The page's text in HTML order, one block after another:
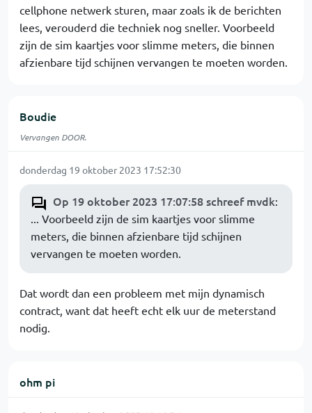
cellphone netwerk sturen, maar zoals ik de berichten
lees, verouderd die techniek nog sneller. Voorbeeld
zijn de sim kaartjes voor slimme meters, die binnen
afzienbare tijd schijnen vervangen te moeten worden.
Boudie
Vervangen DOOR.
donderdag 19 oktober 2023 17:52:30
Op 19 oktober 2023 17:07:58 schreef mvdk:
... Voorbeeld zijn de sim kaartjes voor slimme
meters, die binnen afzienbare tijd schijnen
vervangen te moeten worden.
Dat wordt dan een probleem met mijn dynamisch
contract, want dat heeft echt elk uur de meterstand
nodig.
ohm pi